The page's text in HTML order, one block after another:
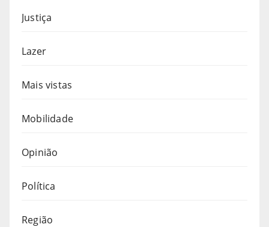
Justiça
Lazer
Mais vistas
Mobilidade
Opinião
Política
Região